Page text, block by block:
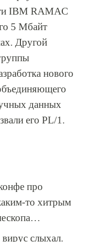
IBM RAMAC
5 Мбайт
Другой
нового
данных
его PL/1.
про
то хитрым
слыхал.